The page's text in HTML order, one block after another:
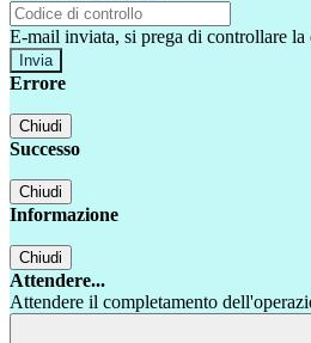
E-mail inviata, si prega di controllare la
Errore
Chiudi
Successo
Chiudi
Informazione
Chiudi
Attendere...
Attendere il completamento